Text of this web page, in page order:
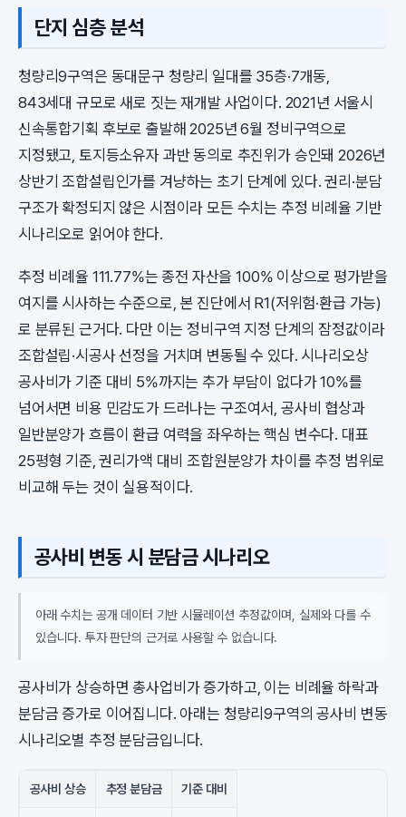
단지 심층 분석
청량리9구역은 동대문구 청량리 일대를 35층·7개동,
843세대 규모로 새로 짓는 재개발 사업이다. 2021년 서울시
신속통합기획 후보로 출발해 2025년 6월 정비구역으로
지정됐고, 토지등소유자 과반 동의로 추진위가 승인돼 2026년
상반기 조합설립인가를 겨냥하는 초기 단계에 있다. 권리·분담
구조가 확정되지 않은 시점이라 모든 수치는 추정 비례율 기반
시나리오로 읽어야 한다.
추정 비례율 111.77%는 종전 자산을 100% 이상으로 평가받을
여지를 시사하는 수준으로, 본 진단에서 R1(저위험·환급 가능)
로 분류된 근거다. 다만 이는 정비구역 지정 단계의 잠정값이라
조합설립·시공사 선정을 거치며 변동될 수 있다. 시나리오상
공사비가 기준 대비 5%까지는 추가 부담이 없다가 10%를
넘어서면 비용 민감도가 드러나는 구조여서, 공사비 협상과
일반분양가 흐름이 환급 여력을 좌우하는 핵심 변수다. 대표
25평형 기준, 권리가액 대비 조합원분양가 차이를 추정 범위로
비교해 두는 것이 실용적이다.
공사비 변동 시 분담금 시나리오
아래 수치는 공개 데이터 기반 시뮬레이션 추정값이며, 실제와 다를 수
있습니다. 투자 판단의 근거로 사용할 수 없습니다.
공사비가 상승하면 총사업비가 증가하고, 이는 비례율 하락과
분담금 증가로 이어집니다. 아래는 청량리9구역의 공사비 변동
시나리오별 추정 분담금입니다.
공사비 상승 추정 분담금 기준 대비